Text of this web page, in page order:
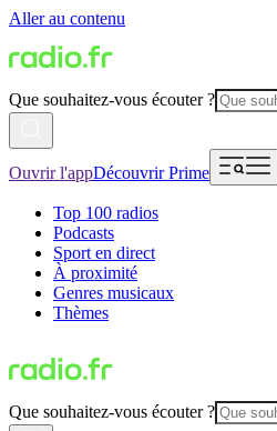
Aller au contenu
Que souhaitez-vous écouter ?
Ouvrir l'appDécouvrir Prime
Top 100 radios
Podcasts
Sport en direct
À proximité
Genres musicaux
Thèmes
Que souhaitez-vous écouter ?